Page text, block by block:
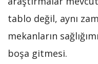
tablo değil, aynı
mekanların
boşa gitmesi.